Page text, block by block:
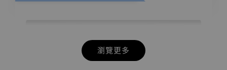
瀏覽更多